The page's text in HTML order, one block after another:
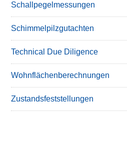
Schallpegelmessungen
Schimmelpilzgutachten
Technical Due Diligence
Wohnflächenberechnungen
Zustandsfeststellungen